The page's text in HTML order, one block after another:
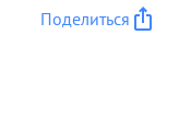
Поделиться